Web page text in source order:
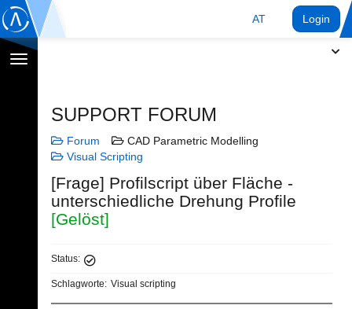
AT Login
Navigation
SUPPORT FORUM
Forum
CAD Parametric Modelling
Visual Scripting
[Frage] Profilscript über Fläche -
unterschiedliche Drehung Profile
[Gelöst]
Status:
Schlagworte: Visual scripting